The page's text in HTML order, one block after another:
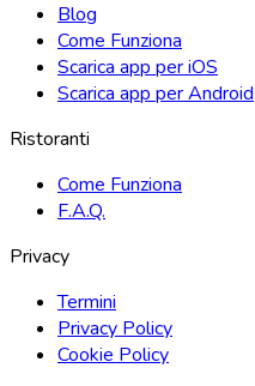
Blog
Come Funziona
Scarica app per iOS
Scarica app per Android
Ristoranti
Come Funziona
F.A.Q.
Privacy
Termini
Privacy Policy
Cookie Policy